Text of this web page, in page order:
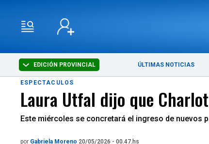
EDICIÓN PROVINCIAL ÚLTIMAS NOTICIAS
ESPECTACULOS
Laura Utfal dijo que
Este miércoles se concretará el ingreso de nuevos
por Gabriela Moreno 20/05/2026 - 00.47.hs